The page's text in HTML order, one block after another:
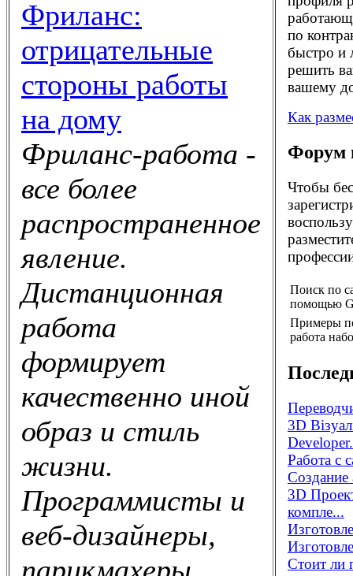
Фриланс:
отрицательные
стороны работы
на дому
Фриланс-работа -
все более
распространенное
явление.
Дистанционная
работа
формирует
качественно иной
образ и стиль
жизни.
Программисты и
веб-дизайнеры,
по
быстро и
решить
вашему
Как
Форум
Чтобы
Поиск по
помощью
Примеры
работа
3D
Работа с
Создание
3D
компле...
Стоит ли